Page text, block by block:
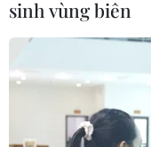
Hàng trăm
bị đối xử bất
sinh vùng biên